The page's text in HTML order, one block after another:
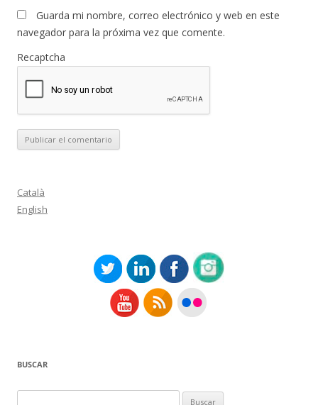
Guarda mi nombre, correo electrónico y web en este
navegador para la próxima vez que comente.
Recaptcha
Català
English
BUSCAR